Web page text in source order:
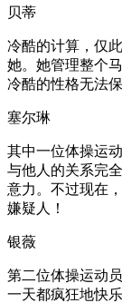
贝蒂
冷酷的计算，仅
她。她管理整个
冷酷的性格无法
塞尔琳
其中一位体操运
与他人的关系完
意力。不过现在
嫌疑人！
银薇
第二位体操运动
一天都疯狂地快